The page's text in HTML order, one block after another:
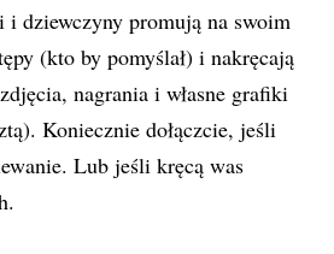
i dziewczyny promują na swoim
(kto by pomyślał) i nakręcają
nagrania i własne grafiki
Koniecznie dołączcie, jeśli
Lub jeśli kręcą was